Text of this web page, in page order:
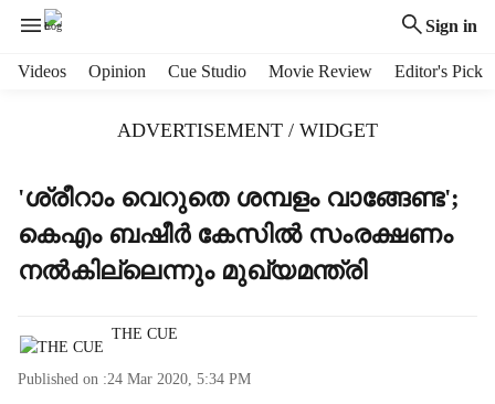
Sign in
Videos Opinion Cue Studio Movie Review Editor's Pick
ADVERTISEMENT / WIDGET
'ശ്രീറാം വെറുതെ ശമ്പളം വാങ്ങേണ്ട';
കെഎം ബഷീര്‍ കേസില്‍ സംരക്ഷണം
നല്‍കില്ലെന്നും മുഖ്യമന്ത്രി
THE CUE
Published on :24 Mar 2020, 5:34 PM